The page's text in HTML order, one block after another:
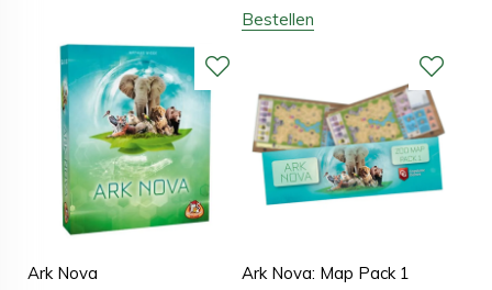
Bestellen
Ark Nova
Ark Nova: Map Pack 1